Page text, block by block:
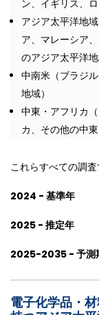
ン、イギリス、
アジア太平洋地
ア、マレーシア
のアジア太平洋地
中南米（ブラジ
地域）
中東・アフリカ
カ、その他の中
これらすべての調
2024 - 基準年
2025 - 推定年
2025-2035 - 予測
電子化学品・